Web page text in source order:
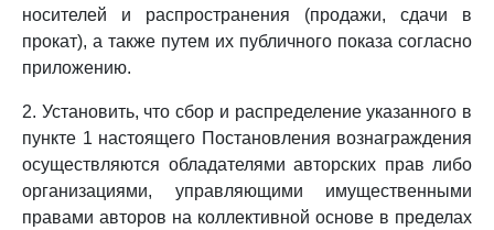
носителей и распространения (продажи, сдачи в
прокат), а также путем их публичного показа согласно
приложению.
2. Установить, что сбор и распределение указанного в
пункте 1 настоящего Постановления вознаграждения
осуществляются обладателями авторских прав либо
организациями, управляющими имущественными
правами авторов на коллективной основе в пределах